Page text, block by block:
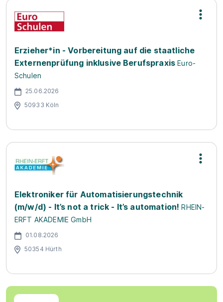
Erzieher*in - Vorbereitung auf die staatliche
Externenprüfung inklusive Berufspraxis Euro-
Schulen
25.06.2026
50933 Köln
Elektroniker für Automatisierungstechnik
(m/w/d) - It’s not a trick - It’s automation! RHEIN-
ERFT AKADEMIE GmbH
01.08.2026
50354 Hürth